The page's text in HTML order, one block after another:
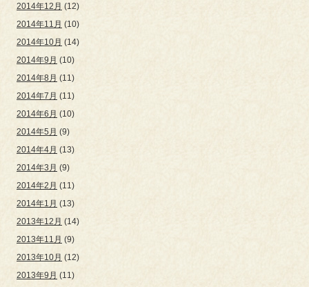
2014年12月 (12)
2014年11月 (10)
2014年10月 (14)
2014年9月 (10)
2014年8月 (11)
2014年7月 (11)
2014年6月 (10)
2014年5月 (9)
2014年4月 (13)
2014年3月 (9)
2014年2月 (11)
2014年1月 (13)
2013年12月 (14)
2013年11月 (9)
2013年10月 (12)
2013年9月 (11)